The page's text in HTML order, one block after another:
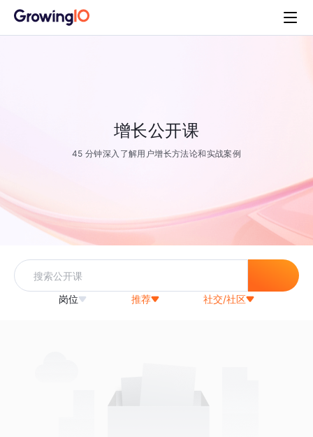
增长公开课
45 分钟深入了解用户增长方法论和实战案例
岗位 推荐 社交/社区